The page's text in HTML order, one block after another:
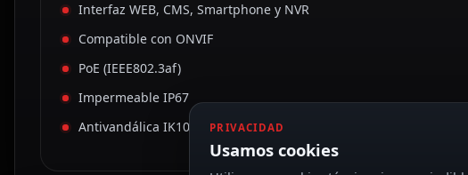
Interfaz WEB, CMS, Smartphone y NVR
Compatible con ONVIF
PoE (IEEE802.3af)
Impermeable IP67
Antivandálica IK10
PRIVACIDAD
Usamos cookies